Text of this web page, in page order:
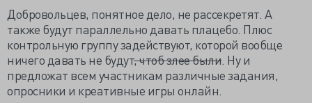
Добровольцев, понятное дело, не рассекретят. А
также будут параллельно давать плацебо. Плюс
контрольную группу задействуют, которой вообще
ничего давать не будут, чтоб злее были . Ну и
предложат всем участникам различные задания,
опросники и креативные игры онлайн.